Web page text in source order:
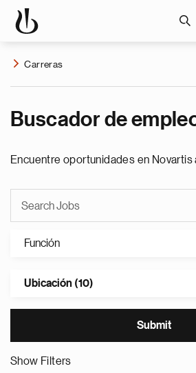
Carreras
Buscador de
Encuentre oportunidades en Novartis
Función
Ubicación (10)
Show Filters